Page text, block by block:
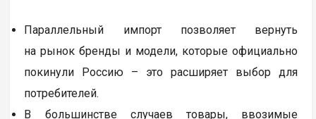
Параллельный импорт позволяет вернуть
на рынок бренды и модели, которые официально
покинули Россию – это расширяет выбор для
потребителей.
В большинстве случаев товары, ввозимые